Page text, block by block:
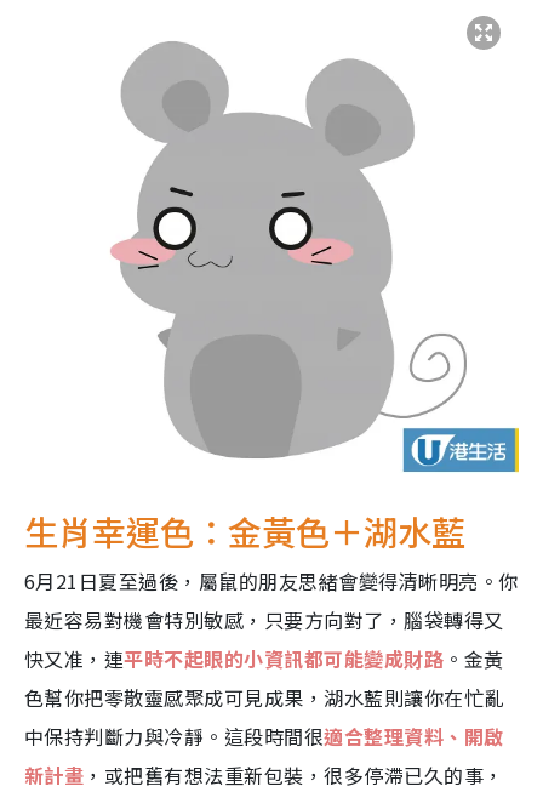
生肖幸運色：金黃色＋湖水藍
6月21日夏至過後，屬鼠的朋友思緒會變得清晰明亮。你
最近容易對機會特別敏感，只要方向對了，腦袋轉得又
快又准，連平時不起眼的小資訊都可能變成財路 。金黃
色幫你把零散靈感聚成可見成果，湖水藍則讓你在忙亂
中保持判斷力與冷靜。這段時間很適合整理資料、開啟
新計畫 ，或把舊有想法重新包裝，很多停滯已久的事，